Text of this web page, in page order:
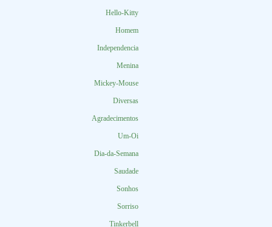
Hello-Kitty
Homem
Independencia
Menina
Mickey-Mouse
Diversas
Agradecimentos
Um-Oi
Dia-da-Semana
Saudade
Sonhos
Sorriso
Tinkerbell